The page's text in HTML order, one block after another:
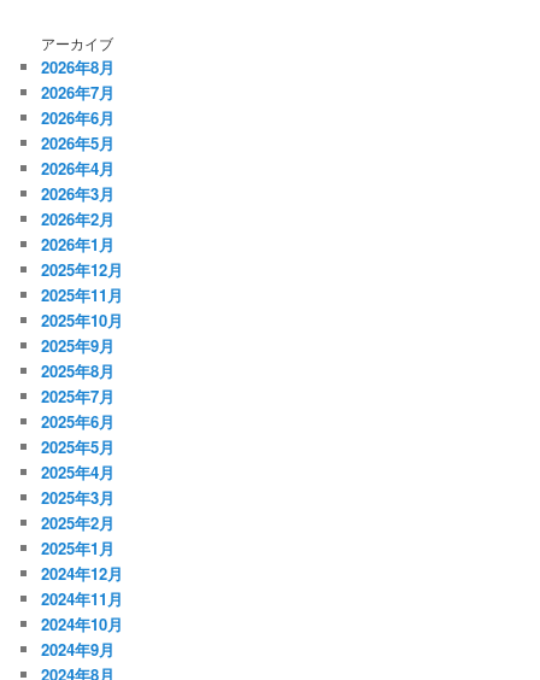
アーカイブ
2026年8月
2026年7月
2026年6月
2026年5月
2026年4月
2026年3月
2026年2月
2026年1月
2025年12月
2025年11月
2025年10月
2025年9月
2025年8月
2025年7月
2025年6月
2025年5月
2025年4月
2025年3月
2025年2月
2025年1月
2024年12月
2024年11月
2024年10月
2024年9月
2024年8月